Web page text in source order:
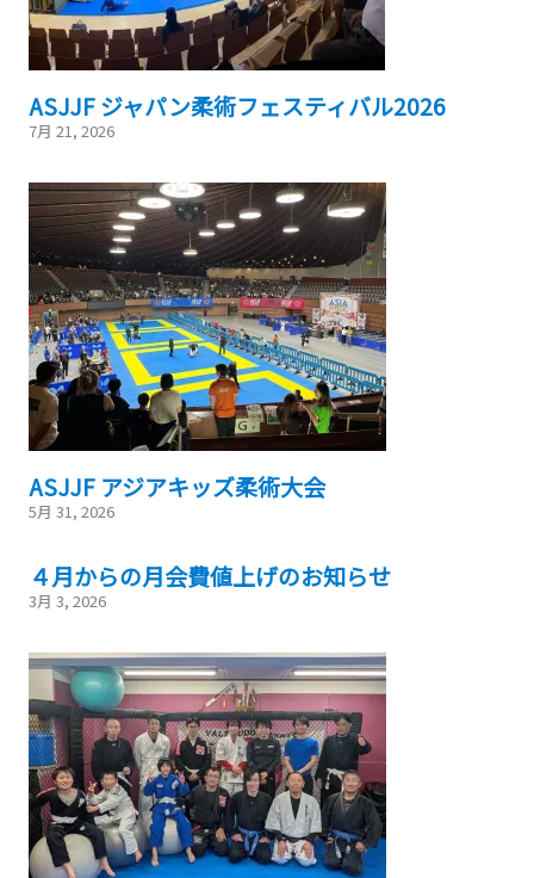
ASJJF ジャパン柔術フェスティバル2026
7月 21, 2026
ASJJF アジアキッズ柔術大会
5月 31, 2026
４月からの月会費値上げのお知らせ
3月 3, 2026